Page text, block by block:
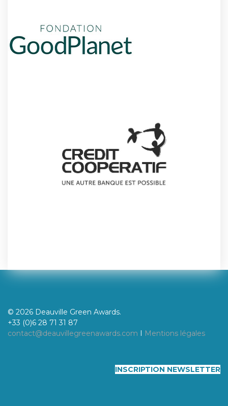
© 2026 Deauville Green Awards.
+33 (0)6 28 71 31 87
contact@deauvillegreenawards.com I Mentions légales
INSCRIPTION NEWSLETTER